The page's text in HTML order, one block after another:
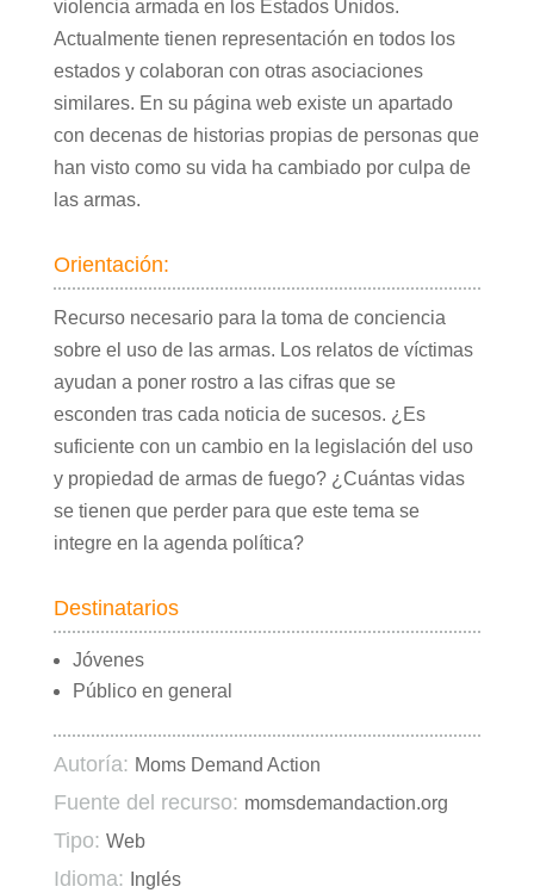
violencia armada en los Estados Unidos.
Actualmente tienen representación en todos los
estados y colaboran con otras asociaciones
similares. En su página web existe un apartado
con decenas de historias propias de personas que
han visto como su vida ha cambiado por culpa de
las armas.
Orientación:
Recurso necesario para la toma de conciencia
sobre el uso de las armas. Los relatos de víctimas
ayudan a poner rostro a las cifras que se
esconden tras cada noticia de sucesos. ¿Es
suficiente con un cambio en la legislación del uso
y propiedad de armas de fuego? ¿Cuántas vidas
se tienen que perder para que este tema se
integre en la agenda política?
Destinatarios
Jóvenes
Público en general
Autoría: Moms Demand Action
Fuente del recurso: momsdemandaction.org
Tipo: Web
Idioma: Inglés